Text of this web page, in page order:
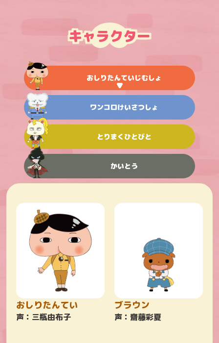
キャラクター
おしりたんていじむしょ
ワンコロけいさつしょ
とりまくひとびと
かいとう
おしりたんてい
声：三瓶由布子
ブラウン
声：齋藤彩夏